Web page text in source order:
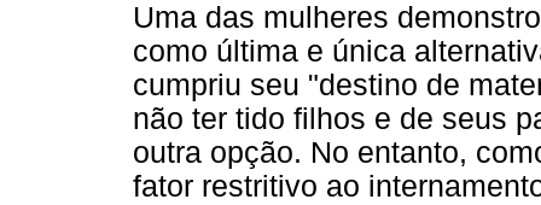
Uma das mulheres
como última e única
cumpriu seu "destino de
não ter tido filhos e de seus
outra opção. No entanto,
fator restritivo ao